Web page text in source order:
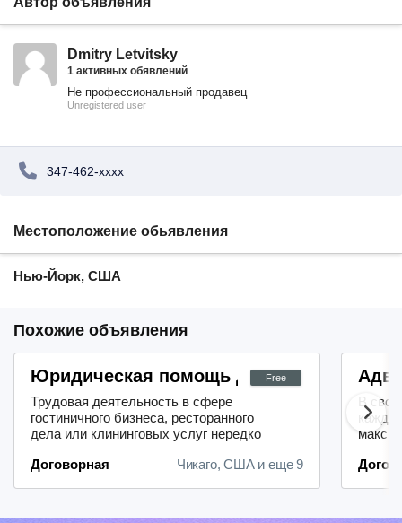
Dmitry Letvitsky
1 активных обявлений
Не профессиональный продавец
Unregistered user
347-462-xxxx
Местоположение обьявления
Нью-Йорк, США
Похожие объявления
Free
Договорная Чикаго, США и еще 9
Юридическая помощь для работников
Трудовая деятельность в сфере
гостиничного бизнеса, ресторанного
дела или клининговых услуг нередко
сложностями, а если учитывать
непростой. Даже если вы
В